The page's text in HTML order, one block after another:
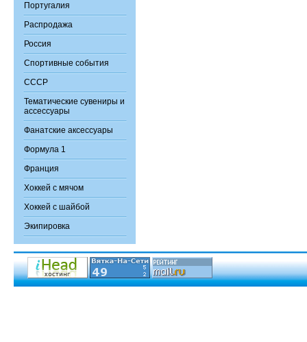
Португалия
Распродажа
Россия
Спортивные события
СССР
Тематические сувениры и
ассессуары
Фанатские аксессуары
Формула 1
Франция
Хоккей с мячом
Хоккей с шайбой
Экипировка